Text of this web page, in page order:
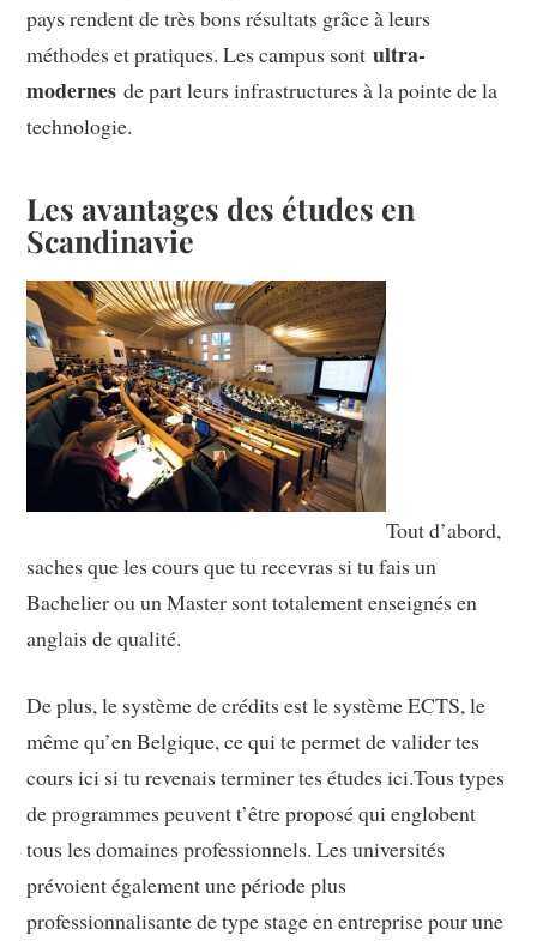
pays rendent de très bons résultats grâce à leurs
méthodes et pratiques. Les campus sontultra-
modernes de part leurs infrastructures à la pointe de la
technologie.
Les avantages des études en
Scandinavie
Tout d’abord,
saches que les cours que tu recevras si tu fais un
Bachelier ou un Master sont totalement enseignés en
anglais de qualité.
De plus, le système de crédits est le système ECTS, le
même qu’en Belgique, ce qui te permet de valider tes
cours ici si tu revenais terminer tes études ici.Tous types
de programmes peuvent t’être proposé qui englobent
tous les domaines professionnels. Les universités
prévoient également une période plus
professionnalisante de type stage en entreprise pour une